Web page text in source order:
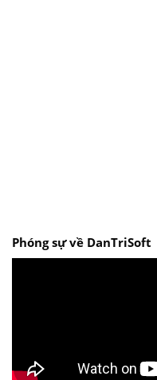
Phóng sự về DanTriSoft